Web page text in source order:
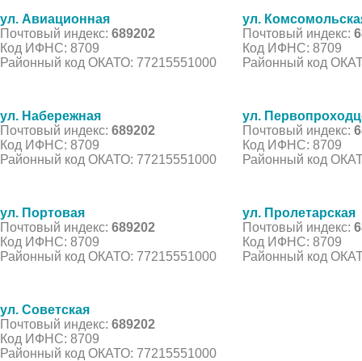
ул. Авиационная
Почтовый индекс: 689202
Код ИФНС: 8709
Районный код ОКАТО: 77215551000
ул.
Почтовый индекс:
Код ИФНС: 8709
Районный код
ул. Набережная
Почтовый индекс: 689202
Код ИФНС: 8709
Районный код ОКАТО: 77215551000
ул.
Почтовый индекс:
Код ИФНС: 8709
Районный код
ул. Портовая
Почтовый индекс: 689202
Код ИФНС: 8709
Районный код ОКАТО: 77215551000
ул. Пролетарская
Почтовый индекс:
Код ИФНС: 8709
Районный код
ул. Советская
Почтовый индекс: 689202
Код ИФНС: 8709
Районный код ОКАТО: 77215551000